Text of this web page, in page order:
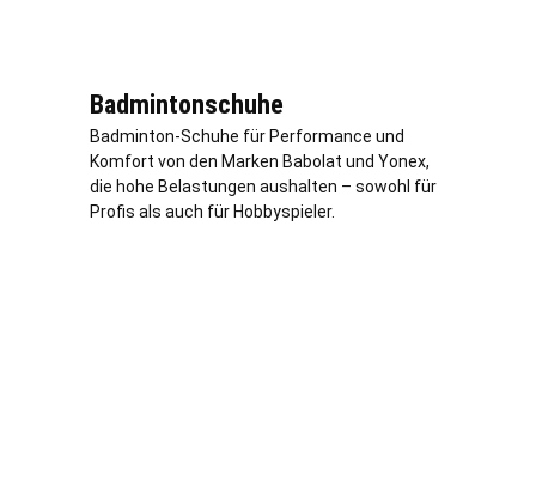
Badmintonschuhe
Badminton-Schuhe für Performance und
Komfort von den Marken Babolat und Yonex,
die hohe Belastungen aushalten – sowohl für
Profis als auch für Hobbyspieler.